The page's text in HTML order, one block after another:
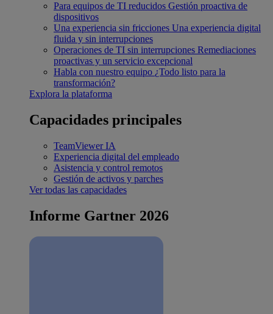
Para equipos de TI reducidos Gestión proactiva de
dispositivos
Una experiencia sin fricciones Una experiencia digital
fluida y sin interrupciones
Operaciones de TI sin interrupciones Remediaciones
proactivas y un servicio excepcional
Habla con nuestro equipo ¿Todo listo para la
transformación?
Explora la plataforma
Capacidades principales
TeamViewer IA
Experiencia digital del empleado
Asistencia y control remotos
Gestión de activos y parches
Ver todas las capacidades
Informe Gartner 2026